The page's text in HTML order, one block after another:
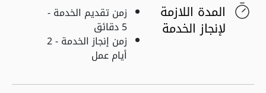
المدة اللازمة
لإنجاز الخدمة
زمن تقديم الخدمة -
5 دقائق
زمن إنجاز الخدمة - 2
أيام عمل